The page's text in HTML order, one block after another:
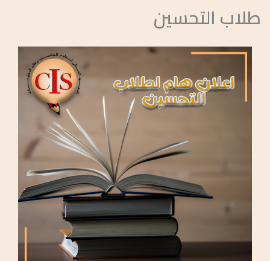
طلاب التحسين